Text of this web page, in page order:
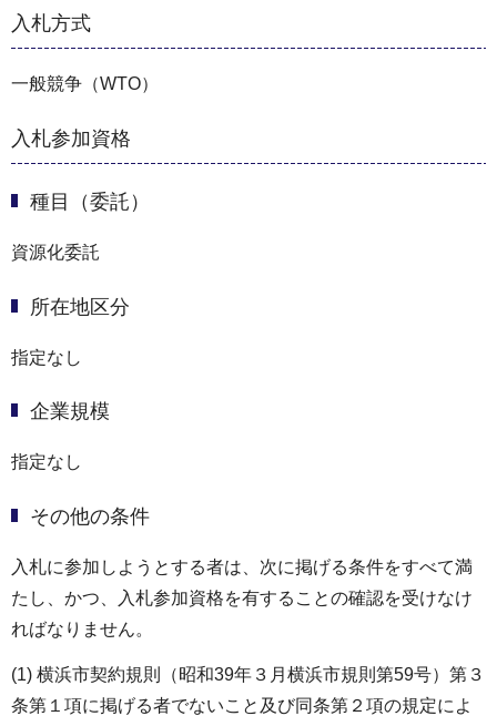
入札方式
一般競争（WTO）
入札参加資格
種目（委託）
資源化委託
所在地区分
指定なし
企業規模
指定なし
その他の条件
入札に参加しようとする者は、次に掲げる条件をすべて満
たし、かつ、入札参加資格を有することの確認を受けなけ
ればなりません。
(1) 横浜市契約規則（昭和39年３月横浜市規則第59号）第３
条第１項に掲げる者でないこと及び同条第２項の規定によ